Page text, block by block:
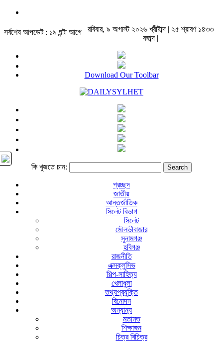
সর্বশেষ আপডেট : ১৯ ঘন্টা আগে
রবিবার, ৯ অগাস্ট ২০২৬ খ্রীষ্টাব্দ | ২৫ শ্রাবণ ১৪৩৩
বঙ্গাব্দ |
Download Our Toolbar
কি খুজতে চান:
প্রচ্ছদ
জাতীয়
আন্তর্জাতিক
সিলেট বিভাগ
সিলেট
মৌলভীবাজার
সুনামগঞ্জ
হবিগঞ্জ
রাজনীতি
এক্সক্লুসিভ
শিল্প-সাহিত্য
খেলাধুলা
তথ্যপ্রযুক্তি
বিনোদন
অন্যান্য
মতামত
শিক্ষাঙ্গন
চিত্র বিচিত্র